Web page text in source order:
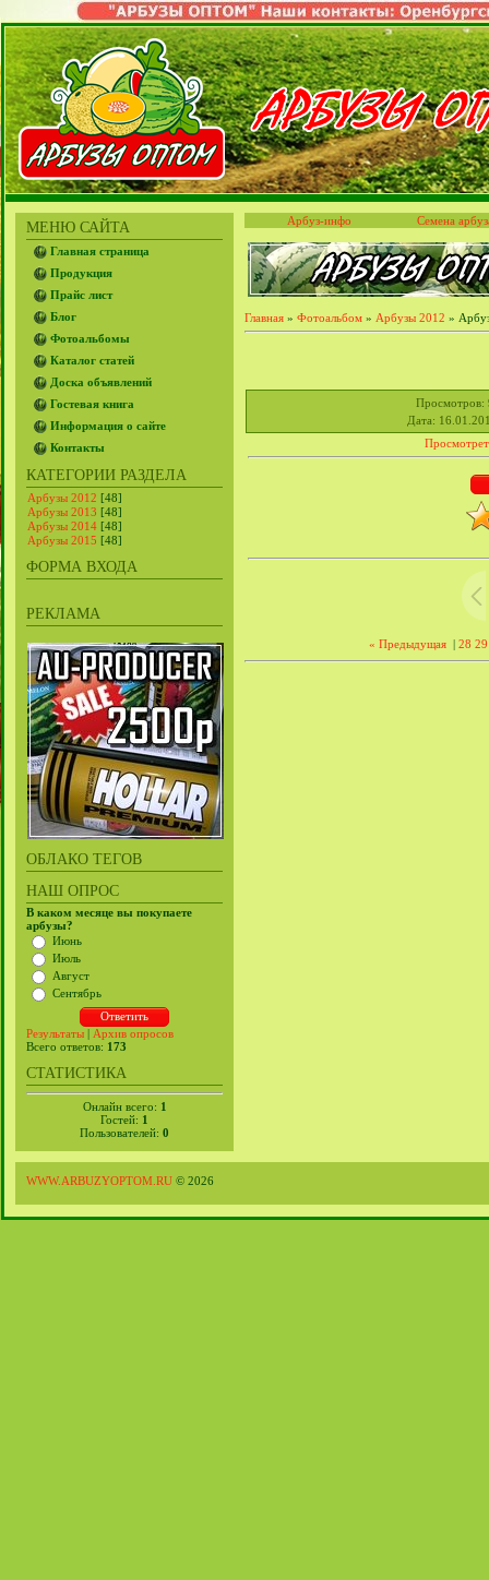
МЕНЮ САЙТА
Главная страница
Продукция
Прайс лист
Блог
Фотоальбомы
Каталог статей
Доска объявлений
Гостевая книга
Информация о сайте
Контакты
КАТЕГОРИИ РАЗДЕЛА
Арбузы 2012 [48]
Арбузы 2013 [48]
Арбузы 2014 [48]
Арбузы 2015 [48]
ФОРМА ВХОДА
РЕКЛАМА
ОБЛАКО ТЕГОВ
НАШ ОПРОС
В каком месяце вы покупаете
арбузы?
Июнь
Июль
Август
Сентябрь
Результаты | Архив опросов
Всего ответов: 173
СТАТИСТИКА
Онлайн всего: 1
Гостей: 1
Пользователей: 0
Арбуз-инфо Семена
Главная » Фотоальбом » Арбузы 2012 »
Просмотров:
Дата:
« Предыдущая | 28 29
WWW.ARBUZYOPTOM.RU © 2026